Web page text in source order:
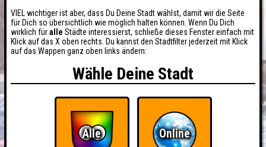
VIEL wichtiger ist aber, dass Du Deine Stadt wählst, damit wir die Seite
für Dich so übersichtlich wie möglich halten können. Wenn Du Dich
wirklich füralle Städte interessierst, schließe dieses Fenster einfach mit
Klick auf das X oben rechts. Du kannst den Stadtfilter jederzeit mit Klick
auf das Wappen ganz oben links ändern:
Wähle Deine Stadt
Alle Online